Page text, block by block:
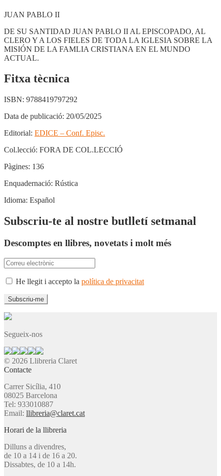
JUAN PABLO II
DE SU SANTIDAD JUAN PABLO II AL EPISCOPADO, AL
CLERO Y A LOS FIELES DE TODA LA IGLESIA SOBRE LA
MISIÓN DE LA FAMLIA CRISTIANA EN EL MUNDO
ACTUAL.
Fitxa tècnica
ISBN: 9788419797292
Data de publicació: 20/05/2025
Editorial: EDICE – Conf. Episc.
Col.lecció: FORA DE COL.LECCIÓ
Pàgines: 136
Enquadernació: Rústica
Idioma: Español
Subscriu-te al nostre butlletí setmanal
Descomptes en llibres, novetats i molt més
He llegit i accepto la política de privacitat
Segueix-nos
© 2026 Llibreria Claret
Contacte
Carrer Sicília, 410
08025 Barcelona
Tel: 933010887
Email: llibreria@claret.cat
Horari de la llibreria
Dilluns a divendres,
de 10 a 14 i de 16 a 20.
Dissabtes, de 10 a 14h.